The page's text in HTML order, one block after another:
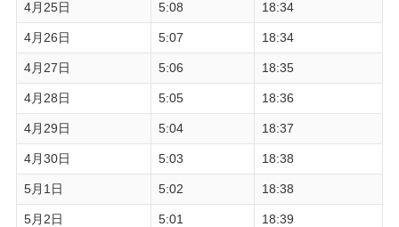
4月25日 5:08 18:34
4月26日 5:07 18:34
4月27日 5:06 18:35
4月28日 5:05 18:36
4月29日 5:04 18:37
4月30日 5:03 18:38
5月1日 5:02 18:38
5月2日 5:01 18:39